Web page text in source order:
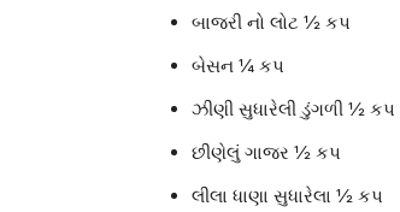
બાજરી નો લોટ ½ કપ
બેસન ¼ કપ
ઝીણી સુધારેલી ડુંગળી ½
છીણેલું ગાજર ½ કપ
લીલા ધાણા સુધારેલા ½ કપ